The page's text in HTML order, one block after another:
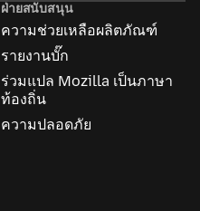
Ads
ฝ่ายสนับสนุน
ความช่วยเหลือผลิตภัณฑ์
รายงานบั๊ก
ร่วมแปล Mozilla เป็นภาษา
ท้องถิ่น
ความปลอดภัย